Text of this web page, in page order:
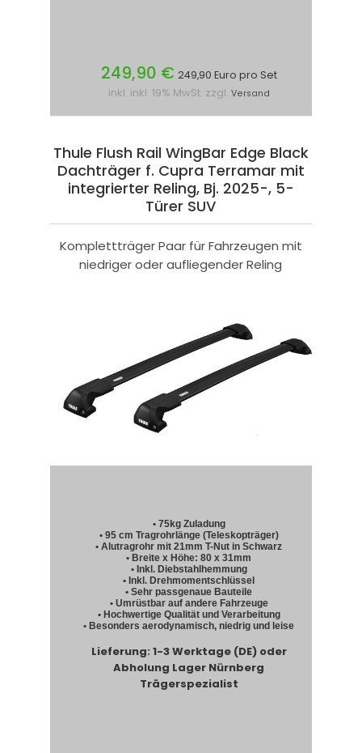
249,90 € 249,90 Euro pro Set
inkl. inkl. 19% MwSt. zzgl. Versand
Thule Flush Rail WingBar Edge Black
Dachträger f. Cupra Terramar mit
integrierter Reling, Bj. 2025-, 5-
Türer SUV
Komplettträger Paar für Fahrzeugen mit
niedriger oder aufliegender Reling
• 75kg Zuladung
• 95 cm Tragrohrlänge (Teleskopträger)
• Alutragrohr mit 21mm T-Nut in Schwarz
• Breite x Höhe: 80 x 31mm
• Inkl. Diebstahlhemmung
• Inkl. Drehmomentschlüssel
• Sehr passgenaue Bauteile
• Umrüstbar auf andere Fahrzeuge
• Hochwertige Qualität und Verarbeitung
• Besonders aerodynamisch, niedrig und leise
Lieferung: 1-3 Werktage (DE) oder
Abholung Lager Nürnberg
Trägerspezialist